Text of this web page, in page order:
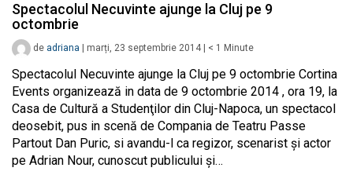
Spectacolul Necuvinte ajunge la Cluj pe 9
octombrie
de adriana marți, 23 septembrie 2014 < 1 Minute
Spectacolul Necuvinte ajunge la Cluj pe 9 octombrie Cortina
Events organizează in data de 9 octombrie 2014 , ora 19, la
Casa de Cultură a Studenţilor din Cluj-Napoca, un spectacol
deosebit, pus in scenă de Compania de Teatru Passe
Partout Dan Puric, si avandu-l ca regizor, scenarist şi actor
pe Adrian Nour, cunoscut publicului şi…